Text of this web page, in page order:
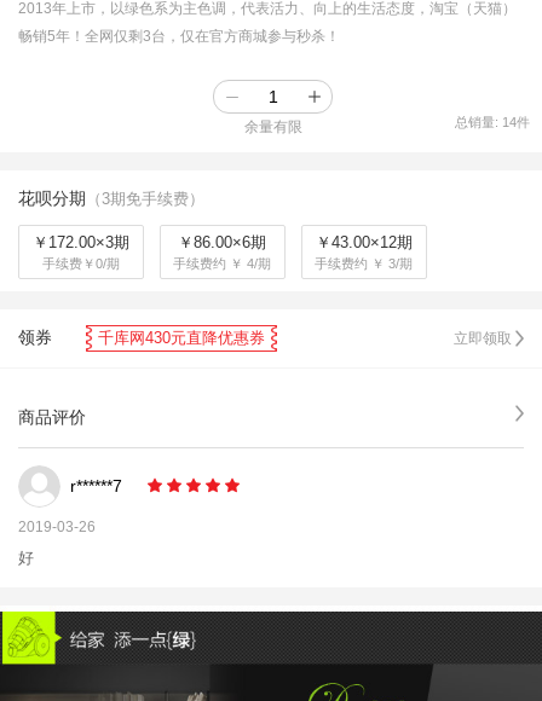
2013年上市，以绿色系为主色调，代表活力、向上的生活态度，淘宝（天猫）
畅销5年！全网仅剩3台，仅在官方商城参与秒杀！
余量有限 总销量: 14件
花呗分期 （3期免手续费）
￥172.00×3期
手续费￥0/期
￥86.00×6期
手续费约 ￥ 4/期
￥43.00×12期
手续费约 ￥ 3/期
领券 千库网430元直降优惠券 立即领取
商品评价
r******7
2019-03-26
好